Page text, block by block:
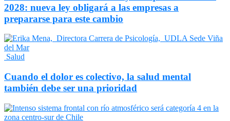
2028: nueva ley obligará a las empresas a
prepararse para este cambio
Salud
Cuando el dolor es colectivo, la salud mental
también debe ser una prioridad